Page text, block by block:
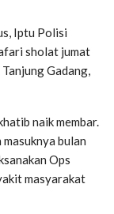
Iptu Polisi
sholat jumat
Gadang,
naik membar.
bulan
Ops
masyarakat